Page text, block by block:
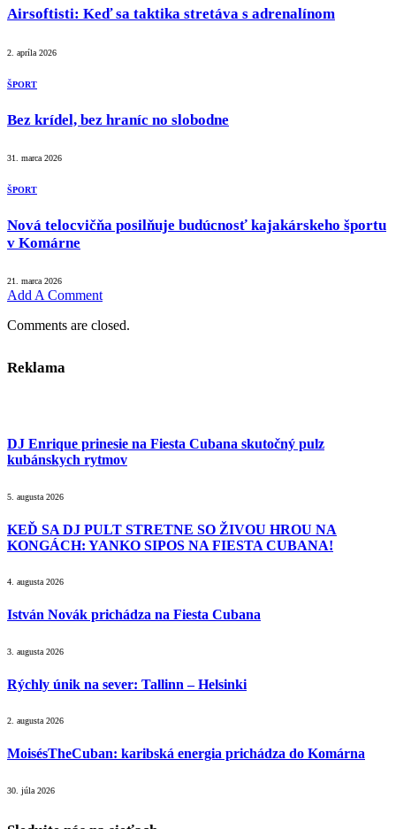
Airsoftisti: Keď sa taktika stretáva s adrenalínom
2. apríla 2026
ŠPORT
Bez krídel, bez hraníc no slobodne
31. marca 2026
ŠPORT
Nová telocvičňa posilňuje budúcnosť kajakárskeho športu
v Komárne
21. marca 2026
Add A Comment
Comments are closed.
Reklama
DJ Enrique prinesie na Fiesta Cubana skutočný pulz
kubánskych rytmov
5. augusta 2026
KEĎ SA DJ PULT STRETNE SO ŽIVOU HROU NA
KONGÁCH: YANKO SIPOS NA FIESTA CUBANA!
4. augusta 2026
István Novák prichádza na Fiesta Cubana
3. augusta 2026
Rýchly únik na sever: Tallinn – Helsinki
2. augusta 2026
MoisésTheCuban: karibská energia prichádza do Komárna
30. júla 2026